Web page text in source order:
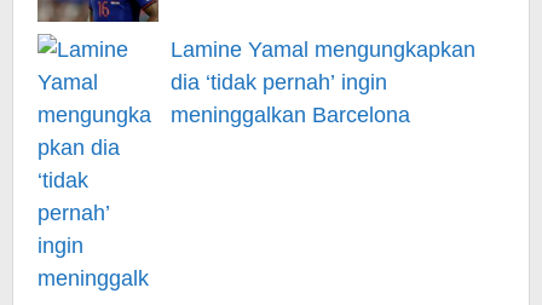
Lamine Yamal mengungkapkan
dia ‘tidak pernah’ ingin
meninggalkan Barcelona